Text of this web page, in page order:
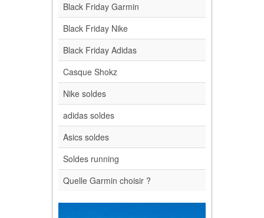
Black Friday Garmin
Black Friday Nike
Black Friday Adidas
Casque Shokz
Nike soldes
adidas soldes
Asics soldes
Soldes running
Quelle Garmin choisir ?